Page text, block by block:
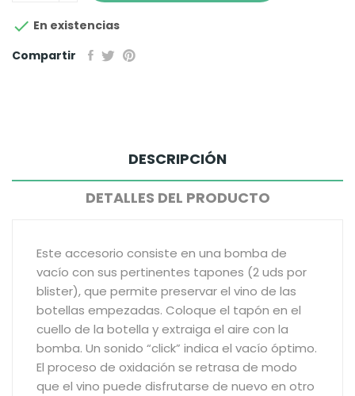
 En existencias
Compartir
DESCRIPCIÓN
DETALLES DEL PRODUCTO
Este accesorio consiste en una bomba de
vacío con sus pertinentes tapones (2 uds por
blister), que permite preservar el vino de las
botellas empezadas. Coloque el tapón en el
cuello de la botella y extraiga el aire con la
bomba. Un sonido “click” indica el vacío óptimo.
El proceso de oxidación se retrasa de modo
que el vino puede disfrutarse de nuevo en otro